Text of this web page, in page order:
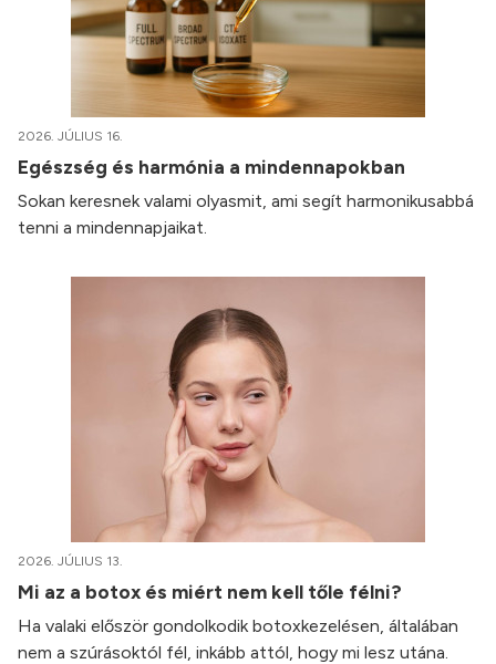
2026. JÚLIUS 16.
Egészség és harmónia a mindennapokban
Sokan keresnek valami olyasmit, ami segít harmonikusabbá
tenni a mindennapjaikat.
2026. JÚLIUS 13.
Mi az a botox és miért nem kell tőle félni?
Ha valaki először gondolkodik botoxkezelésen, általában
nem a szúrásoktól fél, inkább attól, hogy mi lesz utána.